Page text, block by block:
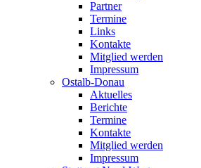
Partner
Termine
Links
Kontakte
Mitglied werden
Impressum
Ostalb-Donau
Aktuelles
Berichte
Termine
Kontakte
Mitglied werden
Impressum